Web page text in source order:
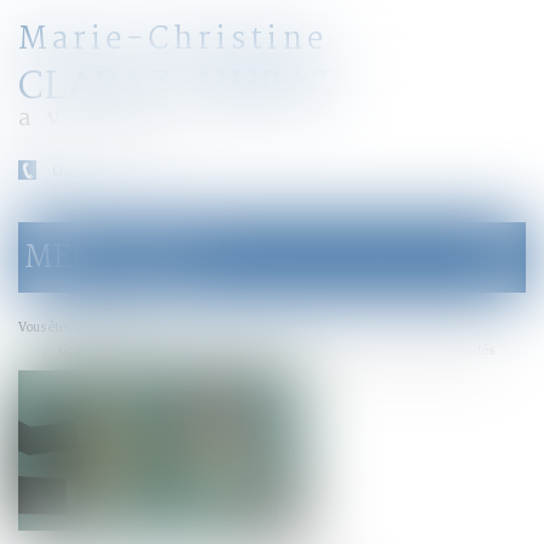
Marie-Christine
CLARAZ-MURAT
avocat
le
menu
MENU
Vous êtes ici :